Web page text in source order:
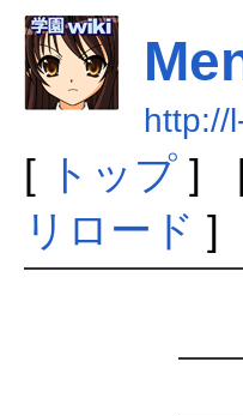
http://
[ トップ]
リロード ]